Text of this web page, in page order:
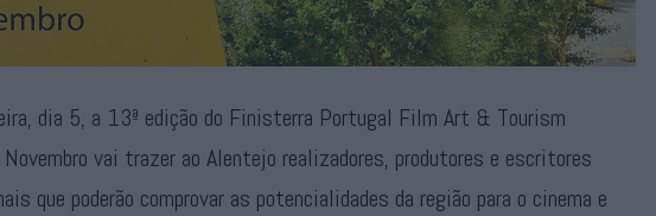
dia 5, a 13ª edição do Finisterra Portugal Film Art & Tourism
vai trazer ao Alentejo realizadores, produtores e escritores
que poderão comprovar as potencialidades da região para o cinema e